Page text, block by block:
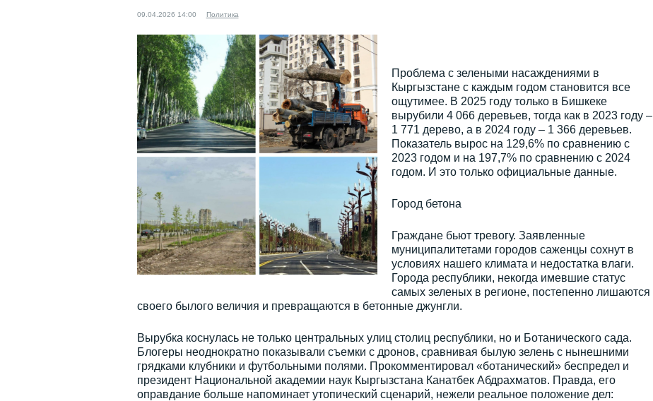
09.04.2026 14:00 Политика
Проблема с зелеными насаждениями в
Кыргызстане с каждым годом становится все
ощутимее. В 2025 году только в Бишкеке
вырубили 4 066 деревьев, тогда как в 2023 году –
1 771 дерево, а в 2024 году – 1 366 деревьев.
Показатель вырос на 129,6% по сравнению с
2023 годом и на 197,7% по сравнению с 2024
годом. И это только официальные данные.
Город бетона
Граждане бьют тревогу. Заявленные
муниципалитетами городов саженцы сохнут в
условиях нашего климата и недостатка влаги.
Города республики, некогда имевшие статус
самых зеленых в регионе, постепенно лишаются
своего былого величия и превращаются в бетонные джунгли.
Вырубка коснулась не только центральных улиц столиц республики, но и Ботанического сада.
Блогеры неоднократно показывали съемки с дронов, сравнивая былую зелень с нынешними
грядками клубники и футбольными полями. Прокомментировал «ботанический» беспредел и
президент Национальной академии наук Кыргызстана Канатбек Абдрахматов. Правда, его
оправдание больше напоминает утопический сценарий, нежели реальное положение дел: